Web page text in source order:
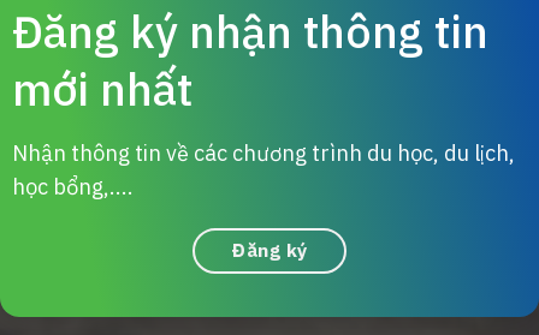
Đăng ký nhận thông tin
mới nhất
Nhận thông tin về các chương trình du học, du lịch,
học bổng,....
Đăng ký